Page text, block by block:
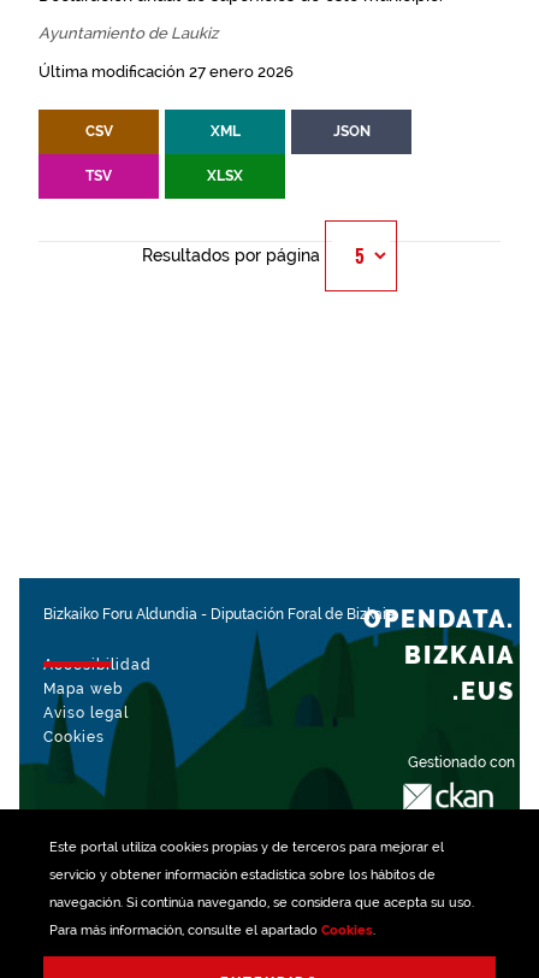
Este portal utiliza cookiespropias y de terceros para mejorar el
servicio y obtener información estadística sobre los hábitos de
navegación. Si continúa navegando, se considera que acepta su uso.
Para más información, consulte el apartado Cookies.
Ayuntamiento de Laukiz
Última modificación 27 enero 2026
CSV XML JSON
TSV XLSX
Resultados por página
Bizkaiko Foru Aldundia - Diputación Foral de Bizkaia
Accesibilidad
Mapa web
Aviso legal
Cookies
Gestionado con
OPENDATA.
BIZKAIA
.EUS